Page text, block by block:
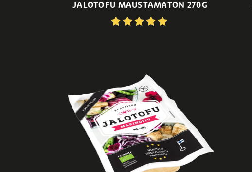
JALOTOFU MAUSTAMATON 270G